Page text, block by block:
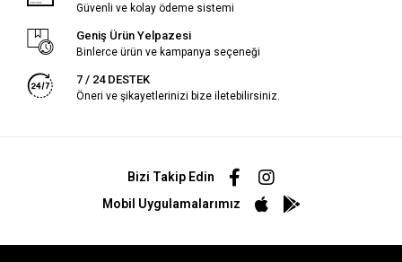
Güvenli ve kolay ödeme sistemi
Geniş Ürün Yelpazesi
Binlerce ürün ve kampanya seçeneği
7 / 24 DESTEK
Öneri ve şikayetlerinizi bize iletebilirsiniz.
Bizi Takip Edin
Mobil Uygulamalarımız